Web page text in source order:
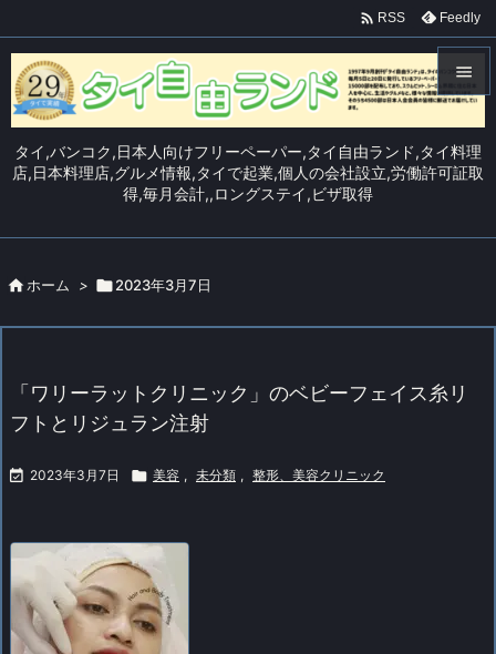
タイ,バンコク,日本人向けフリーペーパー,タイ自由ランド,タイ料理
店,日本料理店,グルメ情報,タイで起業,個人の会社設立,労働許可証取
得,毎月会計,,ロングステイ,ビザ取得

メニュ


 RSS Feedly
 ホーム > 2023年3月7日
「ワリーラットクリニック」のベビーフェイス糸リ
フトとリジュラン注射
 2023年3月7日  美容 , 未分類 , 整形、美容クリニック